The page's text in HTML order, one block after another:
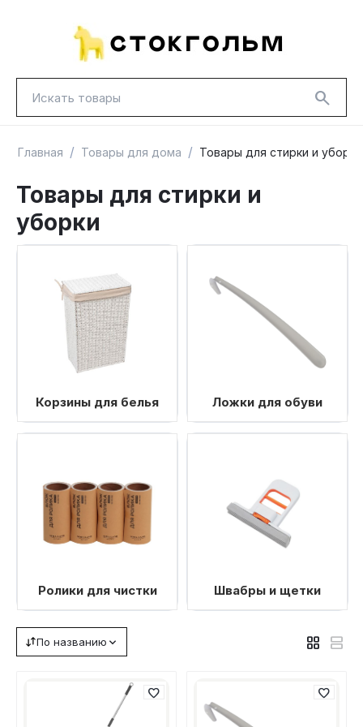
Главная / Товары для дома / Товары для стирки и уборки
Товары для стирки и
уборки
Корзины для белья Ложки для обуви
Ролики для чистки Швабры и щетки
По названию